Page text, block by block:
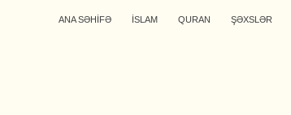
ANA SƏHİFƏ İSLAM QURAN ŞƏXSLƏR